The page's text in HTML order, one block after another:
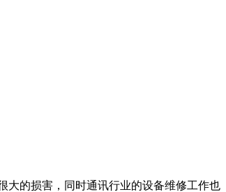
大的损害，同时通讯行业的设备维修工作也